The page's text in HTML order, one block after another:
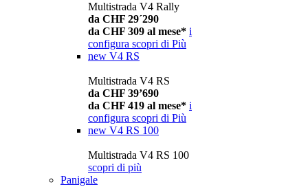
Multistrada V4 Rally
da CHF 29´290
da CHF 309 al mese* i
configura scopri di Più
new V4 RS
Multistrada V4 RS
da CHF 39’690
da CHF 419 al mese* i
configura scopri di Più
new V4 RS 100
Multistrada V4 RS 100
scopri di più
Panigale